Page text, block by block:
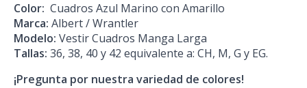
Color: Cuadros Azul Marino con Amarillo
Marca: Albert / Wrantler
Modelo: Vestir Cuadros Manga Larga
Tallas: 36, 38, 40 y 42 equivalente a: CH, M, G y EG.
¡Pregunta por nuestra variedad de colores!